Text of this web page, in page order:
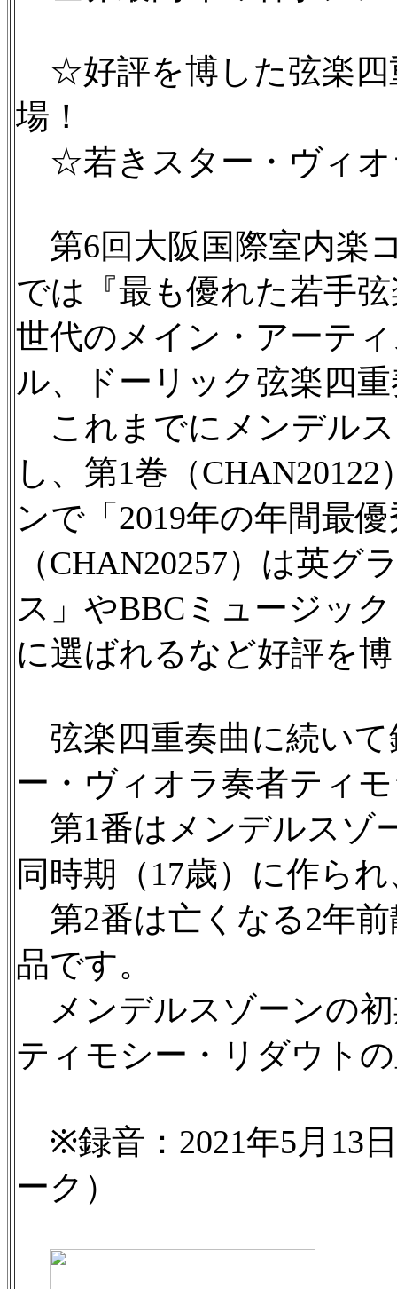
☆好評を博した弦楽四
場！
☆若きスター・ヴィオ
第6回大阪国際室内楽
では『最も優れた若手
世代のメイン・アーテ
ル、ドーリック弦楽四
これまでにメンデルス
し、第1巻（
ンで「2019年の年間最
（CHAN20257）は英
ス」やBBCミュージッ
に選ばれるなど好評を
弦楽四重奏曲に続いて
ー・ヴィオラ奏者ティ
第1番はメンデルスゾ
同時期（17歳）に作ら
第2番は亡くなる2年
品です。
メンデルスゾーンの初
ティモシー・リダウト
※録音：2021年5月13
ーク）